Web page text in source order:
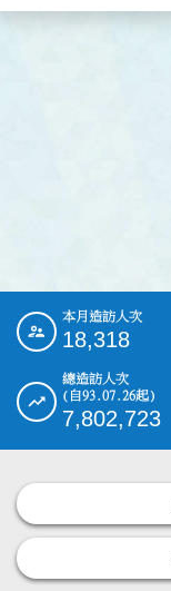
::: 本月造訪人次
18,318
總造訪人次
(自93.07.26起)
7,802,723